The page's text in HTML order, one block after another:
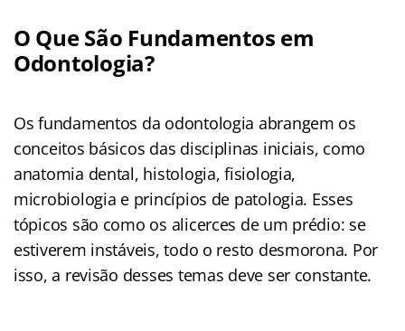
O Que São Fundamentos em
Odontologia?
Os fundamentos da odontologia abrangem os
conceitos básicos das disciplinas iniciais, como
anatomia dental, histologia, fisiologia,
microbiologia e princípios de patologia. Esses
tópicos são como os alicerces de um prédio: se
estiverem instáveis, todo o resto desmorona. Por
isso, a revisão desses temas deve ser constante.